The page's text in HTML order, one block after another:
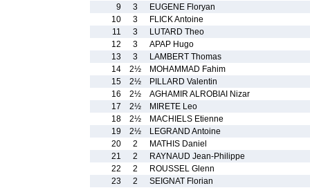
9
3
EUGENE Floryan
10
3
FLICK Antoine
11
3
LUTARD Theo
12
3
APAP Hugo
13
3
LAMBERT Thomas
14
2½
MOHAMMAD Fahim
15
2½
PILLARD Valentin
16
2½
AGHAMIR ALROBIAI Nizar
17
2½
MIRETE Leo
18
2½
MACHIELS Etienne
19
2½
LEGRAND Antoine
20
2
MATHIS Daniel
21
2
RAYNAUD Jean-Philippe
22
2
ROUSSEL Glenn
23
2
SEIGNAT Florian